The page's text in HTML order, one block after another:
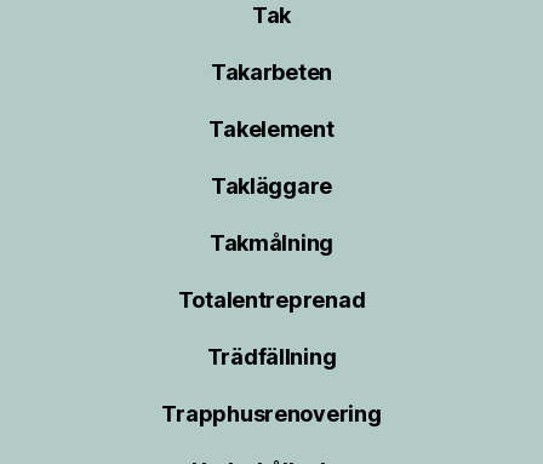
Tak
Takarbeten
Takelement
Takläggare
Takmålning
Totalentreprenad
Trädfällning
Trapphusrenovering